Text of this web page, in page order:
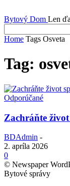
Bytový Dom Len
Home Tags Osveta
Tag:
Odporúčané
Zachráňte
BDAdmin -
2. apríla 2026
0
© Newspaper
Bytové správy